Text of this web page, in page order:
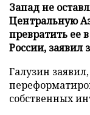
Запад не
Центральную
превратить ее
России,
Галузин
собственных